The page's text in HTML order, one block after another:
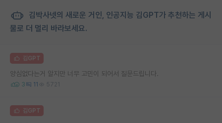
김박사넷의 새로운 거인, 인공지능 김GPT가 추천하는 게시
물로 더 멀리 바라보세요.
김GPT
양심없다는거 알지만 너무 고민이 되어서 질문드립니다.
3 11 5721
김GPT